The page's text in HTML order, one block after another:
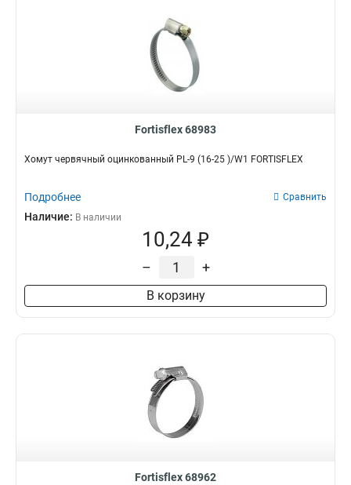
Fortisflex 68983
Хомут червячный оцинкованный PL-9 (16-25 )/W1 FORTISFLEX
Подробнее Сравнить
Наличие: В наличии
10,24 ₽
– +
В корзину
Fortisflex 68962